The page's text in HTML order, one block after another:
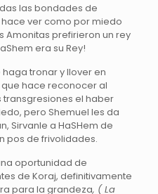
las bondades de
ver como por miedo
Amonitas prefirieron un rey
era su Rey!
tronar y llover en
hace reconocer al
el haber
pero Shemuel les da
Sirvanle a HaSHem de
pos de frivolidades.
oportunidad de
de Koraj, definitivamente
para la grandeza, ( La